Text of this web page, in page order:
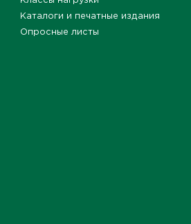
Каталоги и печатные издания
Опросные листы